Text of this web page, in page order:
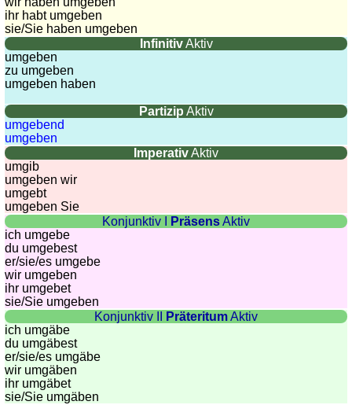
und
Länderquiz
weitere
Spiele
Gehirntraining
Rechentrainer
Puzzle
Quiz
Suchbild
Tierquiz
ihr habt umgeben
sie/Sie haben umgeben
InfinitivAktiv
umgeben
zu umgeben
umgeben haben
Partizip Aktiv
umgebend
umgeben
ImperativAktiv
umgib
umgeben wir
umgebt
umgeben Sie
Konjunktiv I
PräsensAktiv
ich umgebe
du umgebest
er/sie/es umgebe
wir umgeben
ihr umgebet
sie/Sie umgeben
Konjunktiv II
PräteritumAktiv
ich umgäbe
du umgäbest
er/sie/es umgäbe
wir umgäben
ihr umgäbet
sie/Sie umgäben